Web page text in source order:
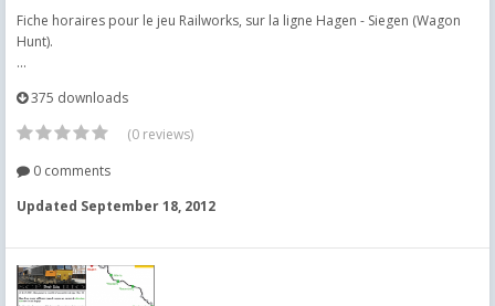
Fiche horaires pour le jeu Railworks, sur la ligne Hagen - Siegen (Wagon
Hunt).
...
375 downloads
(0 reviews)
0 comments
Updated September 18, 2012